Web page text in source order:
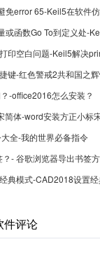
键-红色警戒2共和国之
-office2016怎么安装？
简体-word安装方正小标
全-我的世界必备指令
- 谷歌浏览器导出书签
典模式-CAD2018设置
件评论